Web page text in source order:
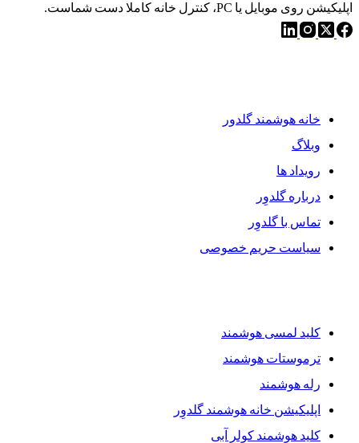
اپلیکیشن روی موبایل یا PC، کنترل خانه کاملا دست شماست.
خانه هوشمند گلدور
وبلاگ
رویداد ها
درباره گلدوِر
تماس با گلدوِر
سیاست حریم خصوصی
کلید لمسی هوشمند
ترموستات هوشمند
رله هوشمند
اپلیکیشن خانه هوشمند گلدوِر
کلید هوشمند کولر آبی